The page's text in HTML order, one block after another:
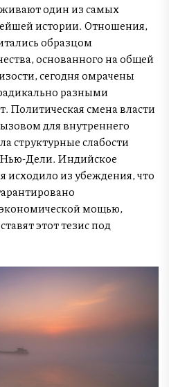
один из самых
истории. Отношения,
образцом
основанного на общей
сегодня омрачены
разными
Политическая смена власти
для внутреннего
структурные слабости
Нью-Дели. Индийское
исходило из убеждения, что
мощью,
этот тезис под